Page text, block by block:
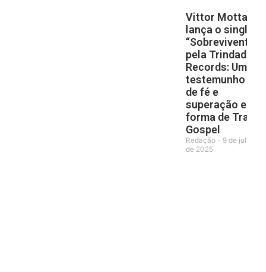
Vittor Motta
lança o single
“Sobrevivente”
pela Trindade
Records: Um
testemunho
de fé e
superação em
forma de Trap
Gospel
Redação
9 de julho
de 2025